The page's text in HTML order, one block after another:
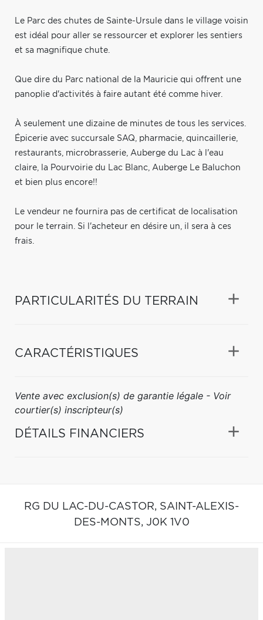
Le Parc des chutes de Sainte-Ursule dans le village voisin
est idéal pour aller se ressourcer et explorer les sentiers
et sa magnifique chute.
Que dire du Parc national de la Mauricie qui offrent une
panoplie d'activités à faire autant été comme hiver.
À seulement une dizaine de minutes de tous les services.
Épicerie avec succursale SAQ, pharmacie, quincaillerie,
restaurants, microbrasserie, Auberge du Lac à l'eau
claire, la Pourvoirie du Lac Blanc, Auberge Le Baluchon
et bien plus encore!!
Le vendeur ne fournira pas de certificat de localisation
pour le terrain. Si l'acheteur en désire un, il sera à ces
frais.
PARTICULARITÉS DU TERRAIN
CARACTÉRISTIQUES
Vente avec exclusion(s) de garantie légale - Voir
courtier(s) inscripteur(s)
DÉTAILS FINANCIERS
RG DU LAC-DU-CASTOR, SAINT-ALEXIS-
DES-MONTS, J0K 1V0